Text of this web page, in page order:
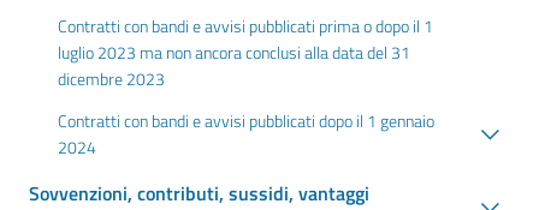
Contratti con bandi e avvisi pubblicati prima o dopo il 1
luglio 2023 ma non ancora conclusi alla data del 31
dicembre 2023
Contratti con bandi e avvisi pubblicati dopo il 1 gennaio
2024
Sovvenzioni, contributi, sussidi, vantaggi